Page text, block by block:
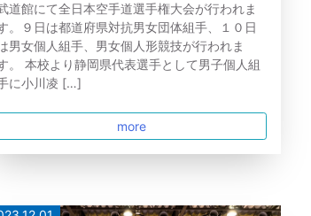
道館にて全日本空手道選手権大会が行われま
。９日は都道府県対抗男女団体組手、１０日
男女個人組手、男女個人形競技が行われま
。 本校より静岡県代表選手として男子個人組
に小川凌 […]
more